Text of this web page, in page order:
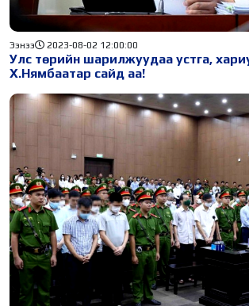
Улс төрийн шарилжуудаа устга,
Х.Нямбаатар сайд аа!
Ээнээ 2023-08-02 12:00:00